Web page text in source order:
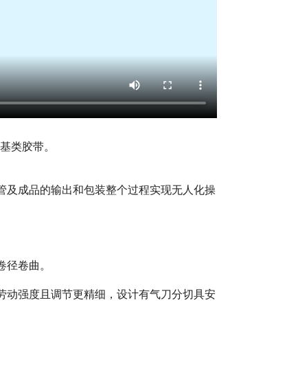
类胶带。
及成品的输出和包装整个过程实现无人化操
卷曲。
动强度且调节更精细，设计有气刀分切具安